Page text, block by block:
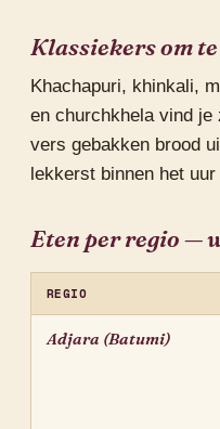
Klassiekers om
Khachapuri, khinkali,
en churchkhela vind
vers gebakken brood
lekkerst binnen het
Eten per regio —
REGIO
Adjara (Batumi)